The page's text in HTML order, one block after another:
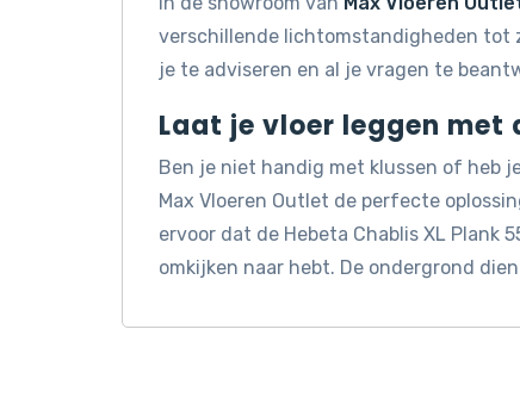
verschillende lichtomstandigheden tot
je te adviseren en al je vragen te
Laat je vloer leggen met
Ben je niet handig met klussen of heb
Max Vloeren Outlet de perfecte
ervoor dat de Hebeta Chablis XL
omkijken naar hebt. De ondergrond